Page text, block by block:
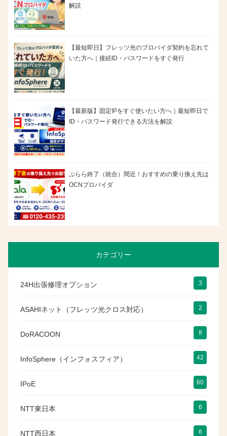
解説
【最短即日】フレッツ光のプロバイダ契約を忘れて
いた方へ｜接続ID・パスワードをすぐ発行
【最新版】固定IPをすぐ使いたい方へ｜最短即日で
ID・パスワード発行できる方法を解説
ぷらら終了（統合）間近！おすすめの乗り換え先は
OCNプロバイダ
カテゴリー
24H出張修理オプション 3
ASAHIネット（フレッツ光クロス対応） 2
DoRACOON 8
InfoSphere（インフォスフィア） 42
IPoE 60
NTT東日本 6
NTT西日本 6